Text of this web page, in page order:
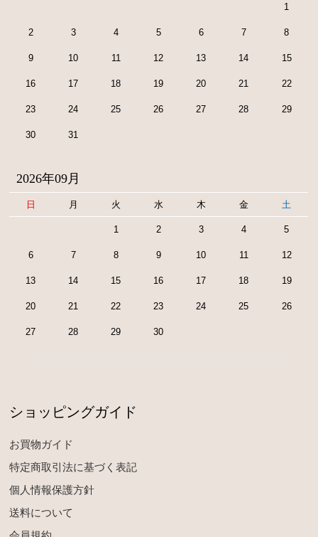
1
2 3 4 5 6 7 8
9 10 11 12 13 14 15
16 17 18 19 20 21 22
23 24 25 26 27 28 29
30 31
2026年09月
日 月 火 水 木 金 土
1 2 3 4 5
6 7 8 9 10 11 12
13 14 15 16 17 18 19
20 21 22 23 24 25 26
27 28 29 30
ショッピングガイド
お買物ガイド
特定商取引法に基づく表記
個人情報保護方針
送料について